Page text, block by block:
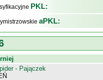
PKL:
aPKL:
- Pajączek